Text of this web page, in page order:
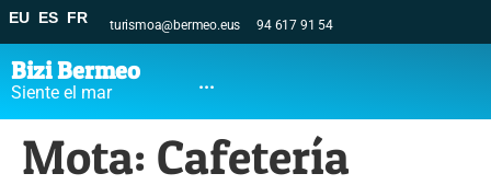
EU ES FR turismoa@bermeo.eus 94 617 91 54
Bizi Bermeo
Siente el mar ...
Mota: Cafetería